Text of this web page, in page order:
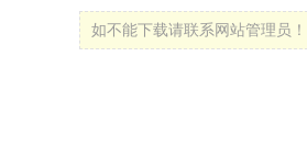
如不能下载请联系网站管理员！